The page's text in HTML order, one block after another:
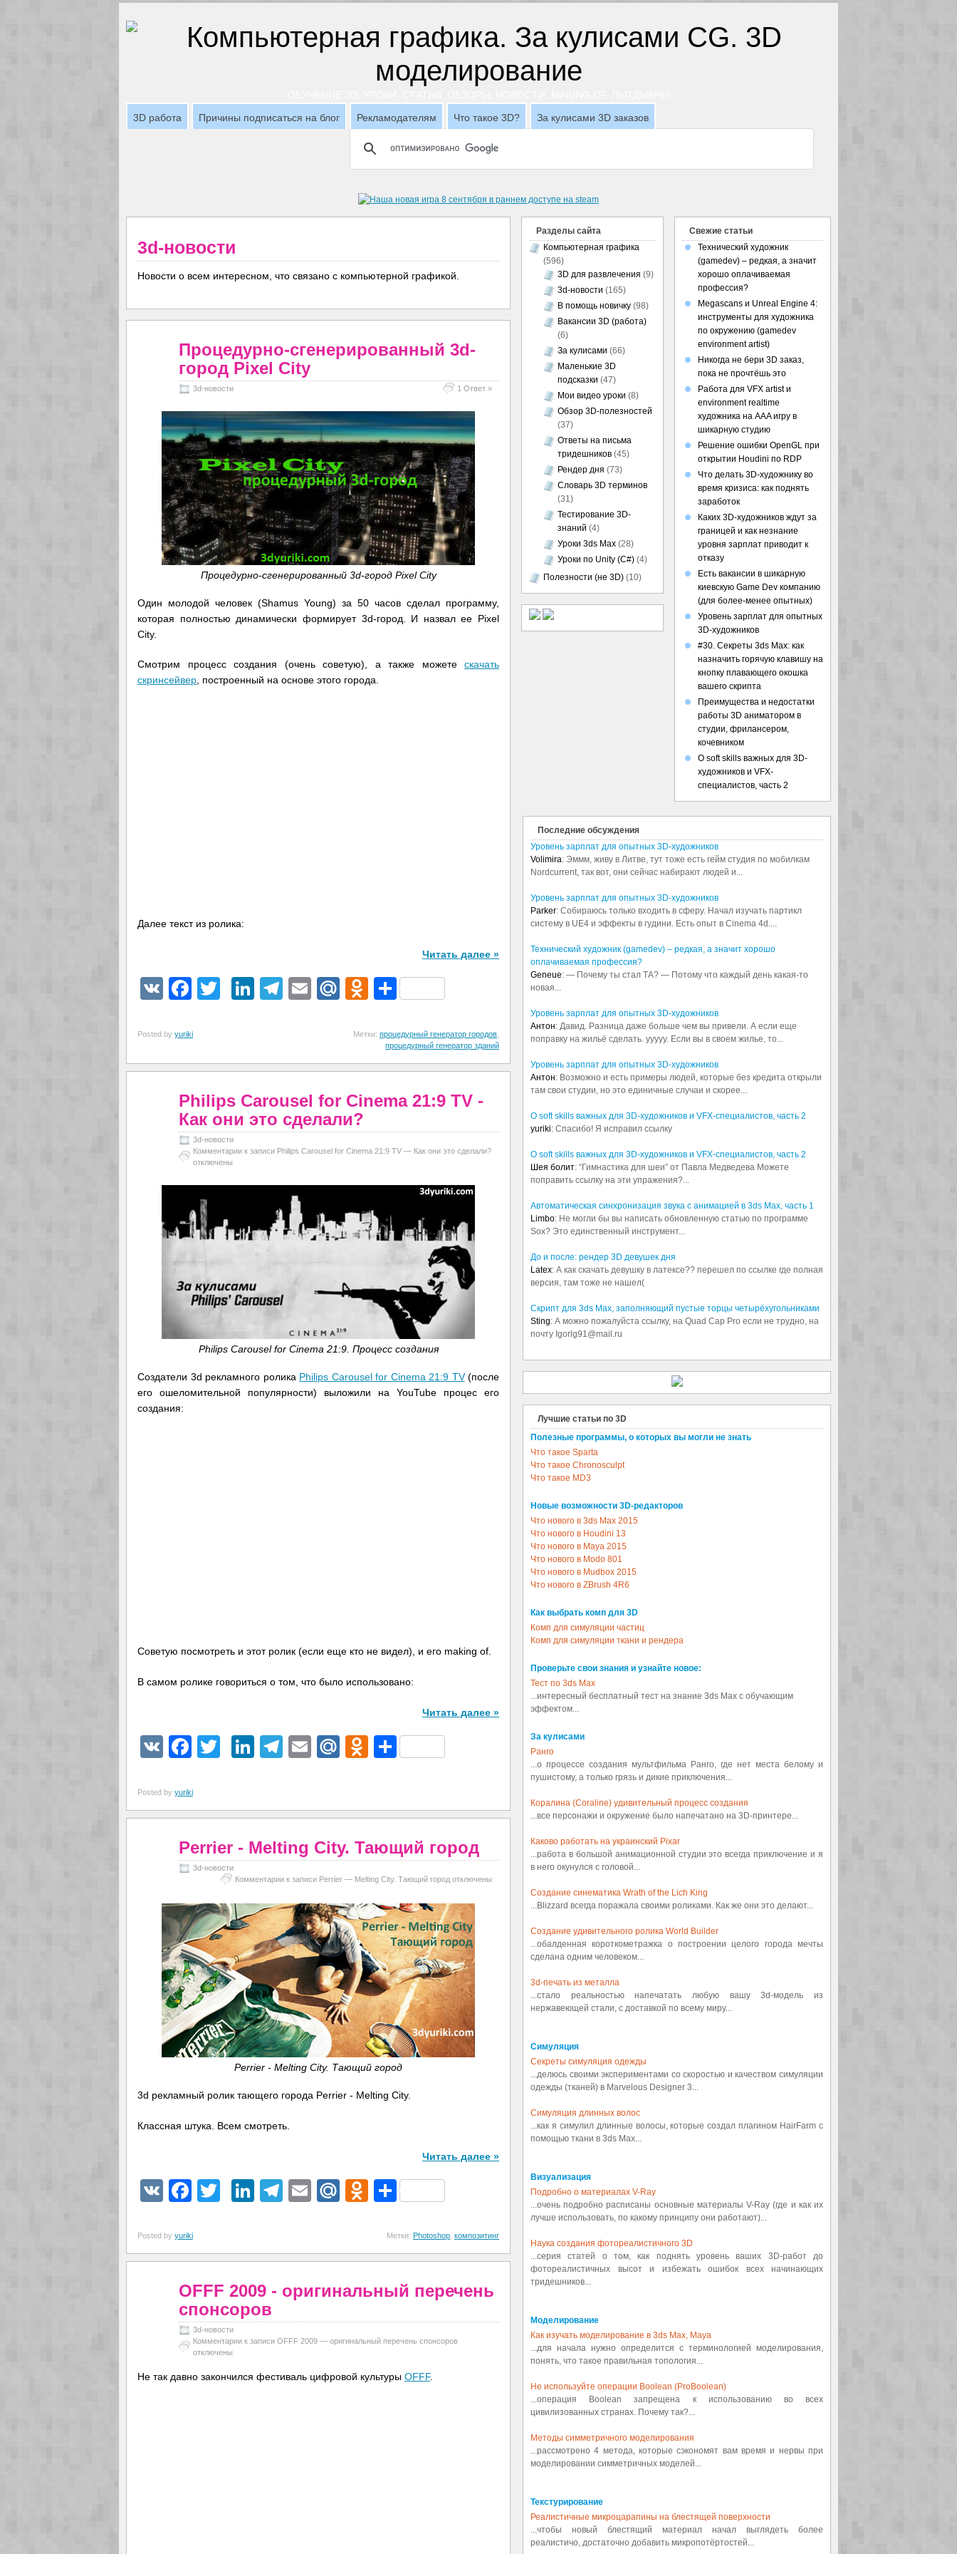
3D работа
Причины подписаться на блог Рекламодателям Что такое 3D? За кулисами 3D заказов
3d-новости
Новости о всем интересном, что связано с компьютерной графикой.
Процедурно-сгенерированный 3d-
город Pixel City
3d-новости 1 Ответ »
Процедурно-сгенерированный 3d-город Pixel City
Один молодой человек (Shamus Young) за 50 часов сделал программу,
которая полностью динамически формирует 3d-город. И назвал ее Pixel
City.
Смотрим процесс создания (очень советую), а также можете скачать
скринсейвер, построенный на основе этого города.
Далее текст из ролика:
Читать далее »
VK Facebook
TwitterLinkedIn
Telegram
EmailMail.RuOdnoklassniki
Отправить
Posted by yuriki Метки: процедурный генератор городов
процедурный генератор зданий
Philips Carousel for Cinema 21:9 TV -
Как они это сделали?
3d-новости
Комментарии к записи Philips Carousel for Cinema 21:9 TV — Как они это сделали?
отключены
Philips Carousel for Cinema 21:9. Процесс создания
Создатели 3d рекламного ролика Philips Carousel for Cinema 21:9 TV(после
его ошеломительной популярности) выложили на YouTube процес его
создания:
Советую посмотреть и этот ролик (если еще кто не видел), и его making of.
В самом ролике говориться о том, что было использовано:
Читать далее »
VK Facebook
TwitterLinkedIn
Telegram
EmailMail.RuOdnoklassniki
Отправить
Posted by yuriki
Perrier - Melting City. Тающий город
3d-новости
Комментарии к записи Perrier — Melting City. Тающий город отключены
Perrier - Melting City. Тающий город
3d рекламный ролик тающего города Perrier - Melting City.
Классная штука. Всем смотреть.
Читать далее »
VK Facebook
TwitterLinkedIn
Telegram
EmailMail.RuOdnoklassniki
Отправить
Posted by yuriki Метки: Photoshop, композитинг
OFFF 2009 - оригинальный перечень
спонсоров
3d-новости
Комментарии к записи OFFF 2009 — оригинальный перечень спонсоров
отключены
Не так давно закончился фестиваль цифровой культуры OFFF.
Свежие статьи
Технический художник
(gamedev) – редкая, а значит
хорошо оплачиваемая
профессия?
Megascans и Unreal Engine 4:
инструменты для художника
по окружению (gamedev
environment artist)
Никогда не бери 3D заказ,
пока не прочтёшь это
Работа для VFX artist и
environment realtime
художника на AAA игру в
шикарную студию
Решение ошибки OpenGL при
открытии Houdini по RDP
Что делать 3D-художнику во
время кризиса: как поднять
заработок
Каких 3D-художников ждут за
границей и как незнание
уровня зарплат приводит к
отказу
Есть вакансии в шикарную
киевскую Game Dev компанию
(для более-менее опытных)
Уровень зарплат для опытных
3D-художников
#30. Секреты 3ds Max: как
назначить горячую клавишу на
кнопку плавающего окошка
вашего скрипта
Преимущества и недостатки
работы 3D аниматором в
студии, фрилансером,
кочевником
О soft skills важных для 3D-
художников и VFX-
специалистов, часть 2
Разделы сайта
Компьютерная графика
(596)
3D для развлечения (9)
3d-новости (165)
В помощь новичку (98)
Вакансии 3D (работа)
(6)
За кулисами (66)
Маленькие 3D
подсказки (47)
Мои видео уроки (8)
Обзор 3D-полезностей
(37)
Ответы на письма
тридешников (45)
Рендер дня (73)
Словарь 3D терминов
(31)
Тестирование 3D-
знаний (4)
Уроки 3ds Max (28)
Уроки по Unity (C#) (4)
Полезности (не 3D) (10)
Последние обсуждения
Уровень зарплат для опытных 3D-художников
Volimira: Эммм, живу в Литве, тут тоже есть гейм студия по мобилкам
Nordcurrent, так вот, они сейчас набирают людей и...
Уровень зарплат для опытных 3D-художников
Parker: Собираюсь только входить в сферу. Начал изучать партикл
систему в UE4 и эффекты в гудини. Есть опыт в Cinema 4d....
Технический художник (gamedev) – редкая, а значит хорошо
оплачиваемая профессия?
Geneue: — Почему ты стал ТА? — Потому что каждый день какая-то
новая...
Уровень зарплат для опытных 3D-художников
Антон: Давид. Разница даже больше чем вы привели. А если еще
поправку на жильё сделать. ууууу. Если вы в своем жилье, то...
Уровень зарплат для опытных 3D-художников
Антон: Возможно и есть примеры людей, которые без кредита открыли
там свои студии, но это единичные случаи и скорее...
О soft skills важных для 3D-художников и VFX-специалистов, часть 2
yuriki: Спасибо! Я исправил ссылку
О soft skills важных для 3D-художников и VFX-специалистов, часть 2
Шея болит: “Гимнастика для шеи” от Павла Медведева Можете
поправить ссылку на эти упражения?...
Автоматическая синхронизация звука с анимацией в 3ds Max, часть 1
Limbo: Не могли бы вы написать обновленную статью по программе
Sox? Это единственный инструмент...
До и после: рендер 3D девушек дня
Latex: А как скачать девушку в латексе?? перешел по ссылке где полная
версия, там тоже не нашел(
Скрипт для 3ds Max, заполняющий пустые торцы четырёхугольниками
Sting: А можно пожалуйста ссылку, на Quad Cap Pro если не трудно, на
почту Igorlg91@mail.ru
Лучшие статьи по 3D
Полезные программы, о которых вы могли не знать
Что такое Sparta
Что такое Chronosculpt
Что такое MD3
Новые возможности 3D-редакторов
Что нового в 3ds Max 2015
Что нового в Houdini 13
Что нового в Maya 2015
Что нового в Modo 801
Что нового в Mudbox 2015
Что нового в ZBrush 4R6
Как выбрать комп для 3D
Комп для симуляции частиц
Комп для симуляции ткани и рендера
Проверьте свои знания и узнайте новое:
Тест по 3ds Max
...интересный бесплатный тест на знание 3ds Max с обучающим
эффектом...
За кулисами
Ранго
...о процессе создания мультфильма Ранго, где нет места белому и
пушистому, а только грязь и дикие приключения...
Коралина (Coraline) удивительный процесс создания
...все персонажи и окружение было напечатано на 3D-принтере...
Каково работать на украинский Pixar
...работа в большой анимационной студии это всегда приключение и я
в него окунулся с головой...
Создание синематика Wrath of the Lich King
...Blizzard всегда поражала своими роликами. Как же они это делают...
Создание удивительного ролика World Builder
...обалденная короткометражка о построении целого города мечты
сделана одним человеком...
3d-печать из металла
...стало реальностью напечатать любую вашу 3d-модель из
нержавеющей стали, с доставкой по всему миру...
Симуляция
Секреты симуляция одежды
...делюсь своими экспериментами со скоростью и качеством симуляции
одежды (тканей) в Marvelous Designer 3...
Симуляция длинных волос
...как я симулил длинные волосы, которые создал плагином HairFarm с
помощью ткани в 3ds Max...
Визуализация
Подробно о материалах V-Ray
...очень подробно расписаны основные материалы V-Ray (где и как их
лучше использовать, по какому принципу они работают)...
Наука создания фотореалистичного 3D
...серия статей о том, как поднять уровень ваших 3D-работ до
фотореалистичных высот и избежать ошибок всех начинающих
тридешников...
Моделирование
Как изучать моделирование в 3ds Max, Maya
...для начала нужно определится с терминологией моделирования,
понять, что такое правильная топология...
Не используйте операции Boolean (ProBoolean)
...операция Boolean запрещена к использованию во всех
цивилизованных странах. Почему так?...
Методы симметричного моделирования
...рассмотрено 4 метода, которые сэкономят вам время и нервы при
моделировании симметричных моделей...
Текстурирование
Реалистичные микроцарапины на блестящей поверхности
...чтобы новый блестящий материал начал выглядеть более
реалистичо, достаточно добавить микропотёртостей...